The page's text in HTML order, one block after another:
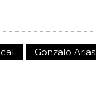
Gonzalo Arias